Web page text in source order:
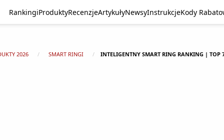
RankingiProduktyRecenzjeArtykułyNewsyInstrukcjeKody
2026 SMART RINGI INTELIGENTNY SMART RING RANKING | TOP